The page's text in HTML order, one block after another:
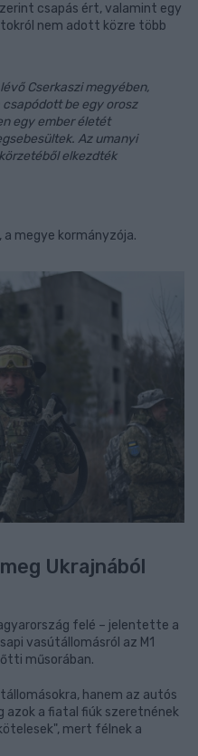
csapás ért, valamint egy
nem adott közre több
Cserkaszi megyében,
be egy orosz
egy ember életét
Az umanyi
elkezdték
, a megye kormányzója.
Ukrajnából
felé – jelentette a
vasútállomásról az M1
műsorában.
hanem az autós
azok a fiatal fiúk szeretnének
mert félnek a